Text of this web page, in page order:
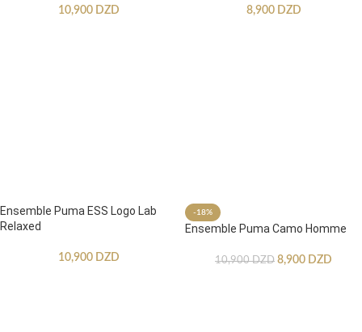
10,900 DZD 8,900 DZD
Ensemble Puma ESS Logo Lab
Relaxed
10,900 DZD
-18%
Ensemble Puma Camo Homme
10,900DZD 8,900 DZD